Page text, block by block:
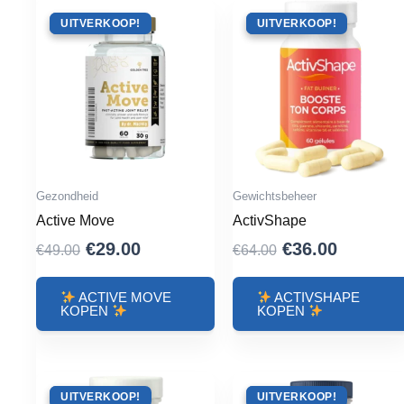
ACTIE !
UITVERKOOP!
Gezondheid
Active Move
€49.00 Oorspronkelijke
prijs
was:
€49.00.
€29.00Huidige
prijs
is:
ACTIVE MOVE
KOPEN
ACTIE !
UITVERKOOP!
Gewichtsbeheer
ActivShape
€64.00
prijs
was:
€64.00.
€36.00Huidige
prijs
is:
ACTIVSHAPE
KOPEN
ACTIE !
UITVERKOOP! ACTIE !
UITVERKOOP!